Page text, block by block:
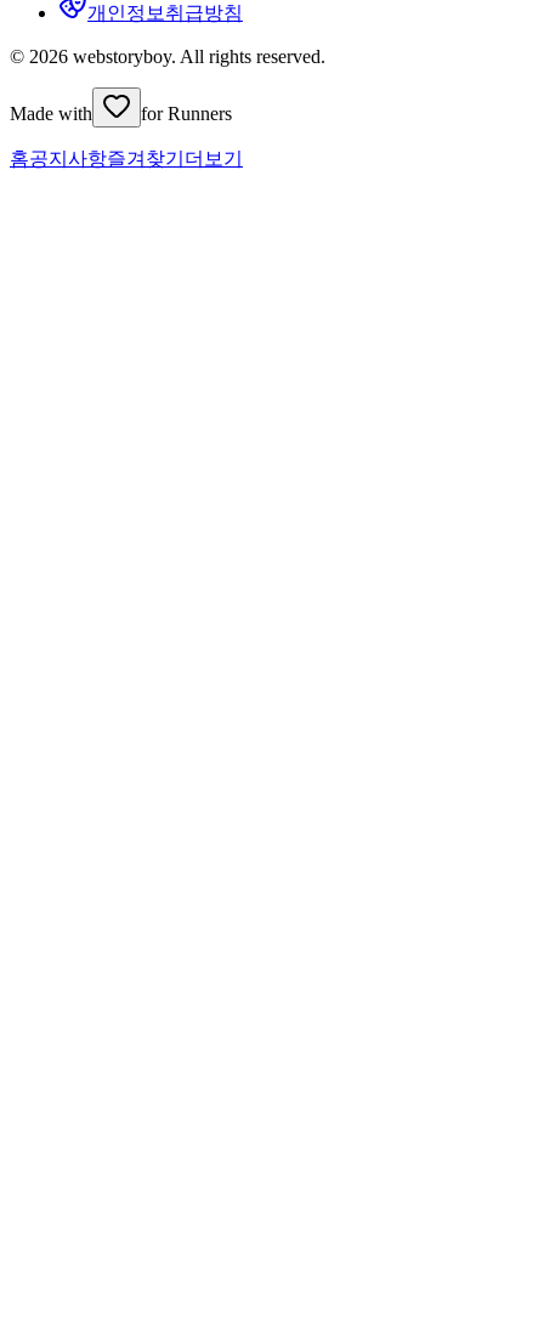
개인정보취급방침
© 2026 webstoryboy. All rights reserved.
Made with for Runners
홈공지사항즐겨찾기 더보기